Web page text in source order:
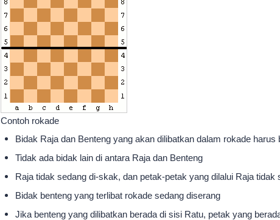
Contoh rokade
Bidak Raja dan Benteng yang akan dilibatkan dalam rokade harus
Tidak ada bidak lain di antara Raja dan Benteng
Raja tidak sedang di-skak, dan petak-petak yang dilalui Raja tidak
Bidak benteng yang terlibat rokade sedang diserang
Jika benteng yang dilibatkan berada di sisi Ratu, petak yang